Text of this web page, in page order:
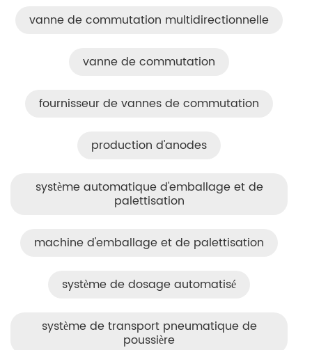
vanne de commutation multidirectionnelle
vanne de commutation
fournisseur de vannes de commutation
production d'anodes
système automatique d'emballage et de
palettisation
machine d'emballage et de palettisation
système de dosage automatisé
système de transport pneumatique de
poussière